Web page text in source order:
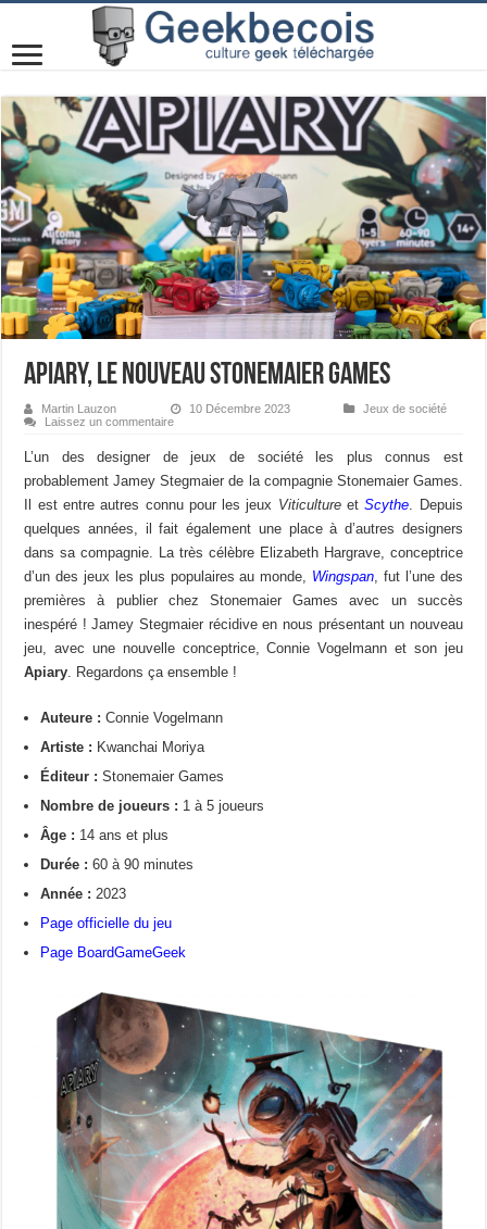
Apiary, le nouveau Stonemaier Games
Martin Lauzon 10 Décembre 2023
Jeux de société
Laissez un commentaire
L’un des designer de jeux de société les plus connus est
probablement Jamey Stegmaier de la compagnie Stonemaier Games.
Il est entre autres connu pour les jeux ViticultureetScythe . Depuis
quelques années, il fait également une place à d’autres designers
dans sa compagnie. La très célèbre Elizabeth Hargrave, conceptrice
d’un des jeux les plus populaires au monde, Wingspan , fut l’une des
premières à publier chez Stonemaier Games avec un succès
inespéré ! Jamey Stegmaier récidive en nous présentant un nouveau
jeu, avec une nouvelle conceptrice, Connie Vogelmann et son jeu
Apiary . Regardons ça ensemble !
Auteure : Connie Vogelmann
Artiste : Kwanchai Moriya
Éditeur : Stonemaier Games
Nombre de joueurs : 1 à 5 joueurs
Âge : 14 ans et plus
Durée : 60 à 90 minutes
Année : 2023
Page officielle du jeu
Page BoardGameGeek